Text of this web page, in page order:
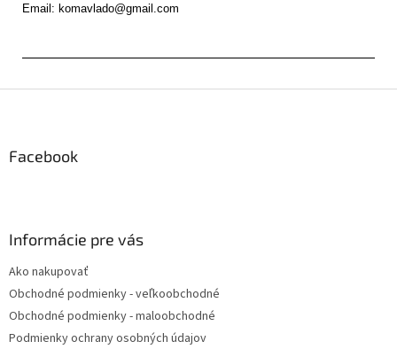
Facebook
Informácie pre vás
Ako nakupovať
Obchodné podmienky - veľkoobchodné
Obchodné podmienky - maloobchodné
Podmienky ochrany osobných údajov